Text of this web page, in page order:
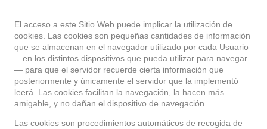
El acceso a este Sitio Web puede implicar la utilización de
cookies. Las cookies son pequeñas cantidades de información
que se almacenan en el navegador utilizado por cada Usuario
—en los distintos dispositivos que pueda utilizar para navegar
— para que el servidor recuerde cierta información que
posteriormente y únicamente el servidor que la implementó
leerá. Las cookies facilitan la navegación, la hacen más
amigable, y no dañan el dispositivo de navegación.
Las cookies son procedimientos automáticos de recogida de